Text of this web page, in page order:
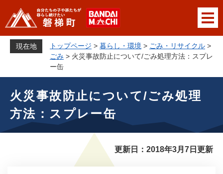
ジ
で
メニューを飛ばして本文へ
現在地 トップページ > 暮らし・環境 > ごみ・リサイクル >
ごみ > 火災事故防止について/ごみ処理方法：スプレ
ー缶
火災事故防止について/ごみ処理
方法：スプレー缶
更新日：2018年3月7日更新